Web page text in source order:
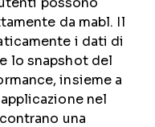
possono
da mabl. Il
i dati di
lo snapshot del
insieme a
nel
una